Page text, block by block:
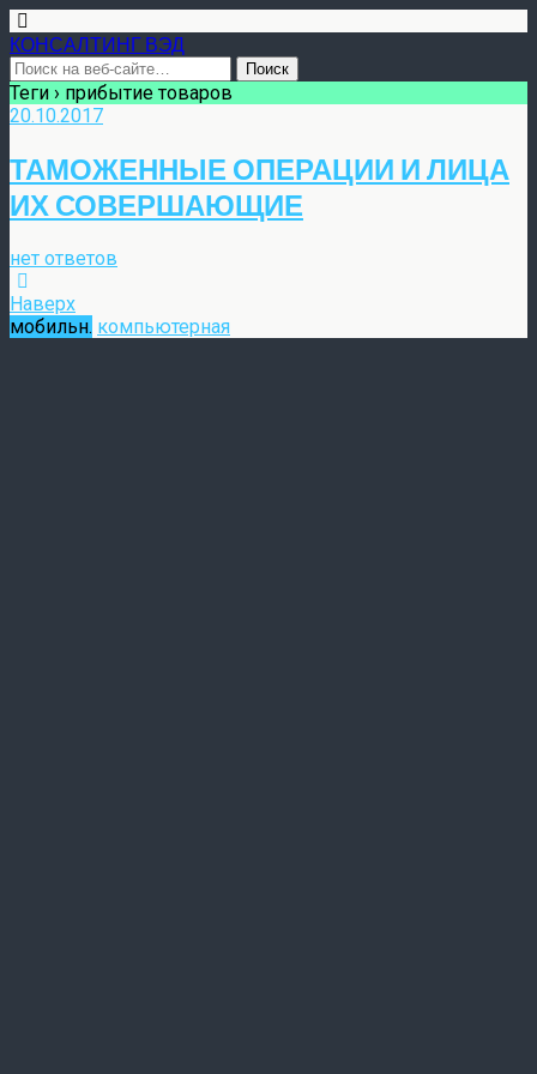
КОНСАЛТИНГ ВЭД
Теги › прибытие товаров
20.10.2017
ТАМОЖЕННЫЕ ОПЕРАЦИИ И ЛИЦА
ИХ СОВЕРШАЮЩИЕ
нет ответов
Наверх
мобильн. компьютерная